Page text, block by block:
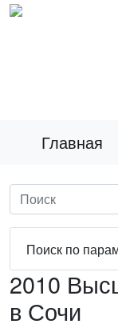
Главная
Поиск по
2010
в Сочи